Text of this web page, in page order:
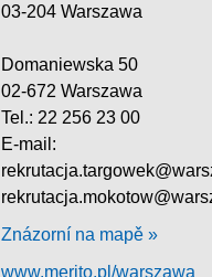
03-204 Warszawa
Domaniewska 50
02-672 Warszawa
Tel.: 22 256 23 00
E-mail:
Znázorní na mapě »
www.merito.pl/warszawa